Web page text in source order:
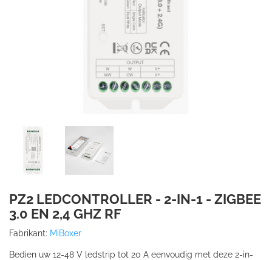
PZ2 LEDCONTROLLER - 2-IN-1 - ZIGBEE
3.0 EN 2,4 GHZ RF
Fabrikant: MiBoxer
Bedien uw 12-48 V ledstrip tot 20 A eenvoudig met deze 2-in-